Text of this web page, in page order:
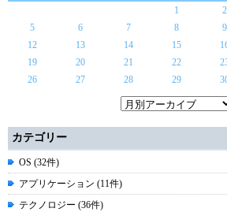
1
2
5
6 7 8 9
12
13 14 15
19
20 21 22
26
27 28 29
カテゴリー
OS (32件)
アプリケーション (11件)
テクノロジー (36件)